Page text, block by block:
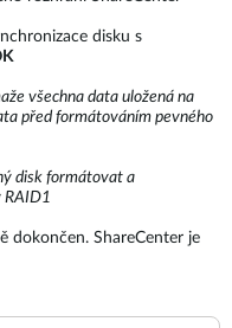
disku s
všechna data uložená na
před formátováním pevného
disk formátovat a
RAID1
dokončen. ShareCenter je